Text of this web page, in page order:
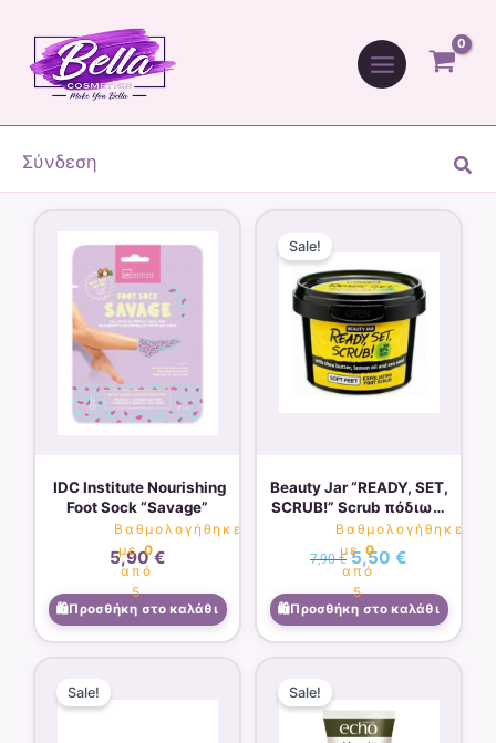
περιεχόμενο
Σύνδεση
IDC Institute Nourishing
Foot Sock “Savage”
Βαθμολογήθηκε
με0
από
5
5,90€
Προσθήκη στο καλάθι
Sale!
Beauty Jar “READY, SET,
SCRUB!” Scrub πόδιων,
135ml
Βαθμολογήθηκε
με0
από
5
7,90€
7,90 €.
5,50 €
είναι:
5,50 €.
Προσθήκη στο καλάθι
Sale! Sale!
was:
4,90 €.